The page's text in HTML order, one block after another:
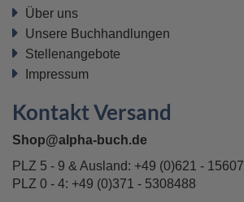
Über uns
Unsere Buchhandlungen
Stellenangebote
Impressum
Kontakt Versand
Shop@alpha-buch.de
PLZ 5 - 9 & Ausland: +49 (0)621 -
PLZ 0 - 4: +49 (0)371 - 5308488